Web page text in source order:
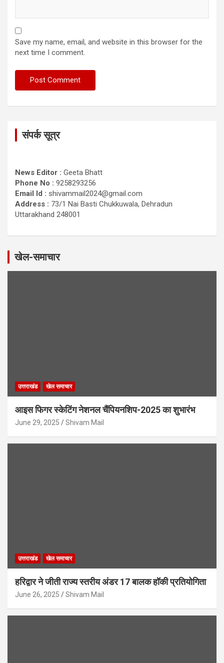
Save my name, email, and website in this browser for the
next time I comment.
संपर्क सूत्र
News Editor : Geeta Bhatt
Phone No : 9258293256
Email Id : shivammail2024@gmail.com
Address : 73/1 Nai Basti Chukkuwala, Dehradun
Uttarakhand 248001
खेल-समाचार
उत्तराखंड खेल समाचार
आइस फिगर स्केटिंग नेशनल चैंपियनशिप-2025 का शुभारंभ
June 29, 2025 Shivam Mail
उत्तराखंड खेल समाचार
हरिद्वार ने जीती राज्य स्तरीय अंडर 17 बालक हॉकी प्रतियोगिता
June 26, 2025 Shivam Mail